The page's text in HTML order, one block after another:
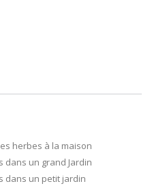
herbes à la maison
dans un grand Jardin
dans un petit jardin